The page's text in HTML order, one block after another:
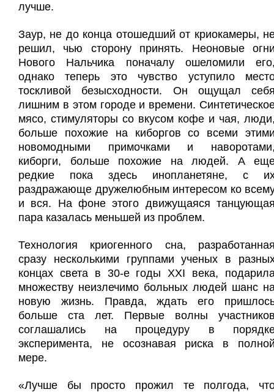
лучше.
Заур, не до конца отошедший от криокамеры,
решил, чью сторону принять. Неоновые
Нового Нальчика поначалу ошеломили
однако теперь это чувство уступило
тоскливой безысходности. Он ощущал
лишним в этом городе и времени.
мясо, стимуляторы со вкусом кофе и чая,
больше похожие на киборгов со всеми
новомодными примочками и
киборги, больше похожие на людей. А
редкие пока здесь инопланетяне, с
раздражающе дружелюбным интересом ко
и вся. На фоне этого движущаяся
пара казалась меньшей из проблем.
Технология криогенного сна,
сразу несколькими группами ученых в
концах света в 30-е годы XXI века,
множеству неизлечимо больных людей шанс
новую жизнь. Правда, ждать его
больше ста лет. Первые волны
соглашались на процедуру в
эксперимента, не осознавая риска в
мере.
«Лучше бы просто прожил те полгода,